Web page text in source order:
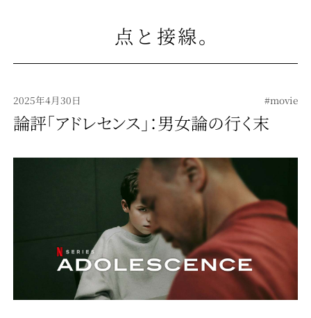
点と接線。
2025年4月30日 #movie
論評「アドレセンス」：男女論の行く末